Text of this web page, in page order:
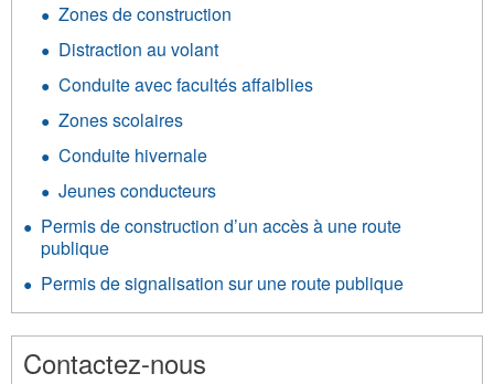
Zones de construction
Distraction au volant
Conduite avec facultés affaiblies
Zones scolaires
Conduite hivernale
Jeunes conducteurs
Permis de construction d’un accès à une route
publique
Permis de signalisation sur une route publique
Contactez-nous